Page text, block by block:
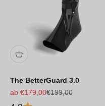
The BetterGuard 3.0
Angebot
ab €179,00Regulärer Preis
€199,00